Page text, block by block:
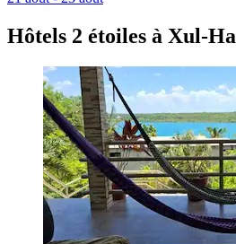
Hôtels 2 étoiles à Xul-Ha